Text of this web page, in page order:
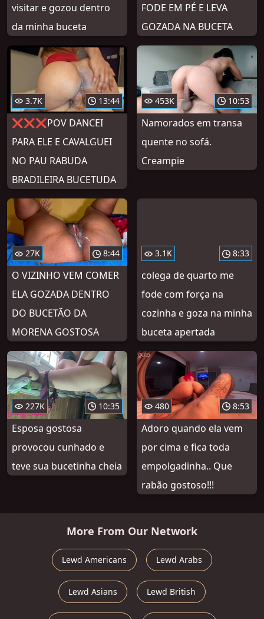
visitar e gozou dentro
da minha buceta
FODE EM PÉ E LEVA
GOZADA NA BUCETA
3.7K 13:44
❌❌❌POV DANCEI
PARA ELE E CAVALGUEI
NO PAU RABUDA
BRADILEIRA BUCETUDA
453K 10:53
Namorados em transa
quente no sofá.
Creampie
27K 8:44
O VIZINHO VEM COMER
ELA GOZADA DENTRO
DO BUCETÃO DA
MORENA GOSTOSA
3.1K 8:33
colega de quarto me
fode com força na
cozinha e goza na minha
buceta apertada
227K 10:35
Esposa gostosa
provocou cunhado e
teve sua bucetinha cheia
480 8:53
Adoro quando ela vem
por cima e fica toda
empolgadinha.. Que
rabão gostoso!!!
More From Our Network
Lewd Americans Lewd Arabs
Lewd Asians Lewd British